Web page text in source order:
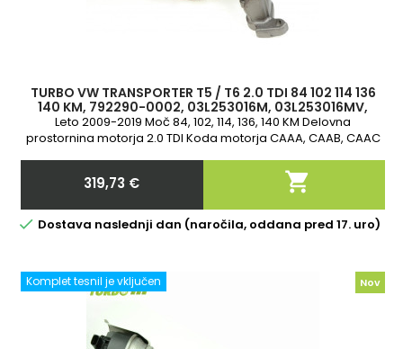
TURBO VW TRANSPORTER T5 / T6 2.0 TDI 84 102 114 136
140 KM, 792290-0002, 03L253016M, 03L253016MV,
03L253016MX
Leto 2009-2019 Moč 84, 102, 114, 136, 140 KM Delovna
prostornina motorja 2.0 TDI Koda motorja CAAA, CAAB, CAAC
Cena
319,73 € 
 Dostava naslednji dan (naročila, oddana pred 17. uro)
Komplet tesnil je vključen Nov